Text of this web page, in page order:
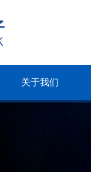
关于我们